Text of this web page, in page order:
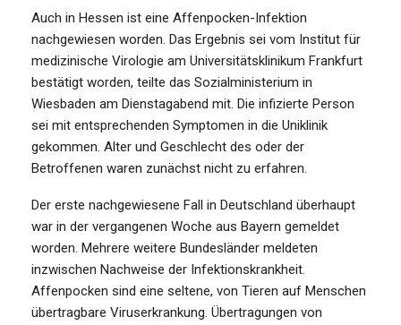
Auch in Hessen ist eine Affenpocken-Infektion
nachgewiesen worden. Das Ergebnis sei vom Institut für
medizinische Virologie am Universitätsklinikum Frankfurt
bestätigt worden, teilte das Sozialministerium in
Wiesbaden am Dienstagabend mit. Die infizierte Person
sei mit entsprechenden Symptomen in die Uniklinik
gekommen. Alter und Geschlecht des oder der
Betroffenen waren zunächst nicht zu erfahren.
Der erste nachgewiesene Fall in Deutschland überhaupt
war in der vergangenen Woche aus Bayern gemeldet
worden. Mehrere weitere Bundesländer meldeten
inzwischen Nachweise der Infektionskrankheit.
Affenpocken sind eine seltene, von Tieren auf Menschen
übertragbare Viruserkrankung. Übertragungen von